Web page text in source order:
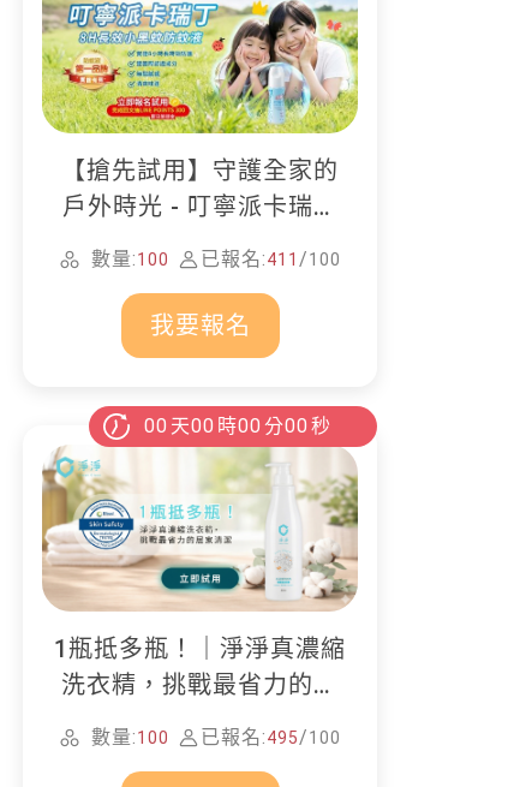
【搶先試用】守護全家的
戶外時光 - 叮寧派卡瑞丁
防蚊液
數量:100 已報名:411 /100
我要報名
00 天00 時00 分00 秒
1瓶抵多瓶！｜淨淨真濃縮
洗衣精，挑戰最省力的居
家清潔
數量:100 已報名:495/100